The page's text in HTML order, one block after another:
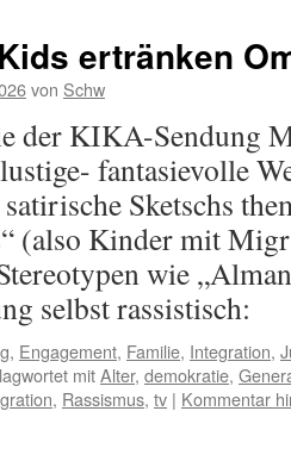
ertränken
von Schw
der KIKA-Sendung
fantasievolle
Sketschs
(also Kinder mit
wie
selbst rassistisch:
, Engagement, Familie, Integration,
mitAlter, demokratie,
, Rassismus, tv | Kommentar